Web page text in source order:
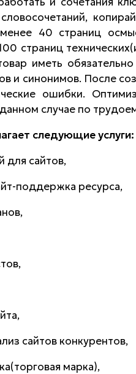
40 страниц
страниц
иметь
и синонимов. После
ошибки.
случае по
следующие услуги:
для сайтов,
поддержка ресурса,
сайтов конкурентов,
марка),